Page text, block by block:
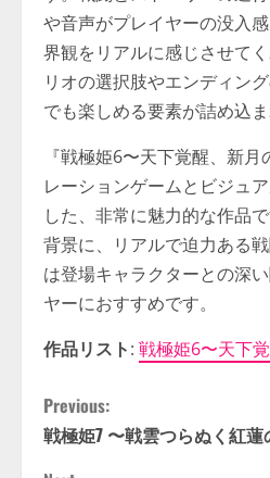
や音声がプレイヤーの没入
界観をリアルに感じさせて
リオの選択肢やエンディン
でも楽しめる要素が詰め込ま
『戦極姫6〜天下覚醒、新
レーションゲームとビジュ
した、非常に魅力的な作品
背景に、リアルで迫力ある
は登場キャラクターとの深
ヤーにおすすめです。
作品リスト: 戦極姫6〜天下
C
o
Previous:
戦極姫7 〜戦雲つらぬく紅蓮